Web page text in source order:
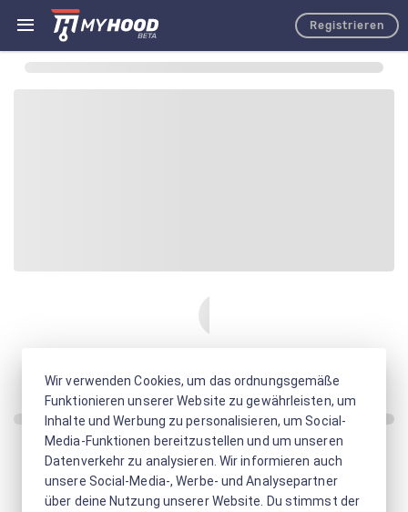
Registrieren
Wir verwenden Cookies, um das ordnungsgemäße
Funktionieren unserer Website zu gewährleisten, um
Inhalte und Werbung zu personalisieren, um Social-
Media-Funktionen bereitzustellen und um unseren
Datenverkehr zu analysieren. Wir informieren auch
unsere Social-Media-, Werbe- und Analysepartner
über deine Nutzung unserer Website. Du stimmst der